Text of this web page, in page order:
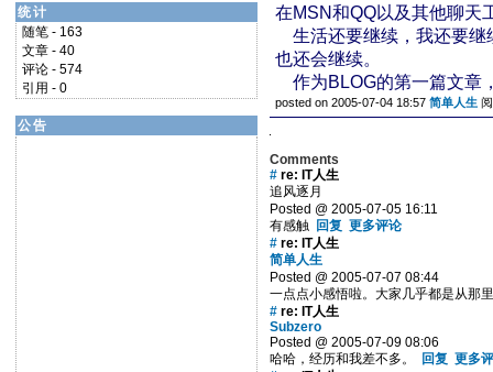
统计
随笔 - 163
文章 - 40
评论 - 574
引用 - 0
公告
在MSN和QQ以及其他聊天
生活还要继续，我还要继
也还会继续。
作为BLOG的第一篇文章
posted on 2005-07-04 18:57 简单人生
Comments
# re: IT人生
追风逐月
Posted @ 2005-07-05 16:11
有感触 回复 更多评论
# re: IT人生
简单人生
Posted @ 2005-07-07 08:44
一点点小感悟啦。大家几乎都是从那
# re: IT人生
Subzero
Posted @ 2005-07-09 08:06
哈哈，经历和我差不多。
回复 更多